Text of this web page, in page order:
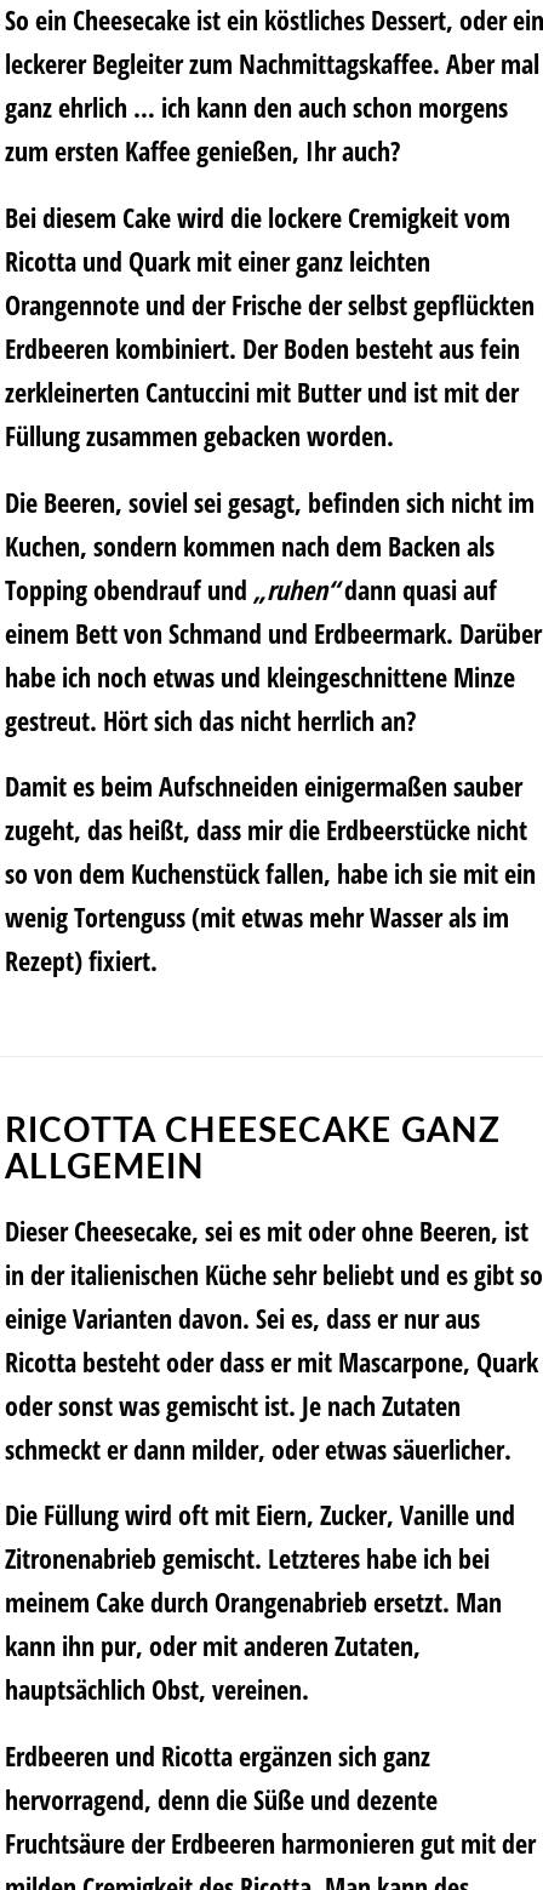
So ein Cheesecake ist ein köstliches Dessert, oder ein
leckerer Begleiter zum Nachmittagskaffee. Aber mal
ganz ehrlich … ich kann den auch schon morgens
zum ersten Kaffee genießen, Ihr auch?
Bei diesem Cake wird die lockere Cremigkeit vom
Ricotta und Quark mit einer ganz leichten
Orangennote und der Frische der selbst gepflückten
Erdbeeren kombiniert. Der Boden besteht aus fein
zerkleinerten Cantuccini mit Butter und ist mit der
Füllung zusammen gebacken worden.
Die Beeren, soviel sei gesagt, befinden sich nicht im
Kuchen, sondern kommen nach dem Backen als
Topping obendrauf und „ruhen“dann quasi auf
einem Bett von Schmand und Erdbeermark. Darüber
habe ich noch etwas und kleingeschnittene Minze
gestreut. Hört sich das nicht herrlich an?
Damit es beim Aufschneiden einigermaßen sauber
zugeht, das heißt, dass mir die Erdbeerstücke nicht
so von dem Kuchenstück fallen, habe ich sie mit ein
wenig Tortenguss (mit etwas mehr Wasser als im
Rezept) fixiert.
RICOTTA CHEESECAKE GANZ
ALLGEMEIN
Dieser Cheesecake, sei es mit oder ohne Beeren, ist
in der italienischen Küche sehr beliebt und es gibt so
einige Varianten davon. Sei es, dass er nur aus
Ricotta besteht oder dass er mit Mascarpone, Quark
oder sonst was gemischt ist. Je nach Zutaten
schmeckt er dann milder, oder etwas säuerlicher.
Die Füllung wird oft mit Eiern, Zucker, Vanille und
Zitronenabrieb gemischt. Letzteres habe ich bei
meinem Cake durch Orangenabrieb ersetzt. Man
kann ihn pur, oder mit anderen Zutaten,
hauptsächlich Obst, vereinen.
Erdbeeren und Ricotta ergänzen sich ganz
hervorragend, denn die Süße und dezente
Fruchtsäure der Erdbeeren harmonieren gut mit der